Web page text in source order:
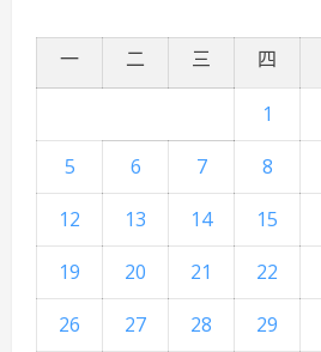
一 二 三 四
1
5
6 7 8
12
13 14 15
19
20 21 22
26
27 28 29